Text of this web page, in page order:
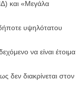
και «Μεγάλα
υψηλότατου
να είναι έτοιμα
δεν διακρίνεται στον